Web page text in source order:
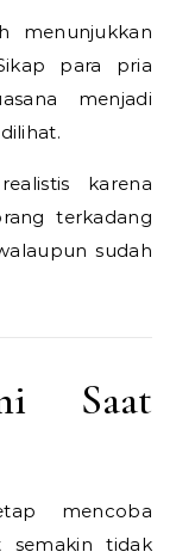
menunjukkan
para pria
menjadi
karena
terkadang
sudah
Saat
mencoba
semakin tidak